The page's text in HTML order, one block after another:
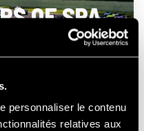
personnaliser le contenu
relatives aux
OF SPA